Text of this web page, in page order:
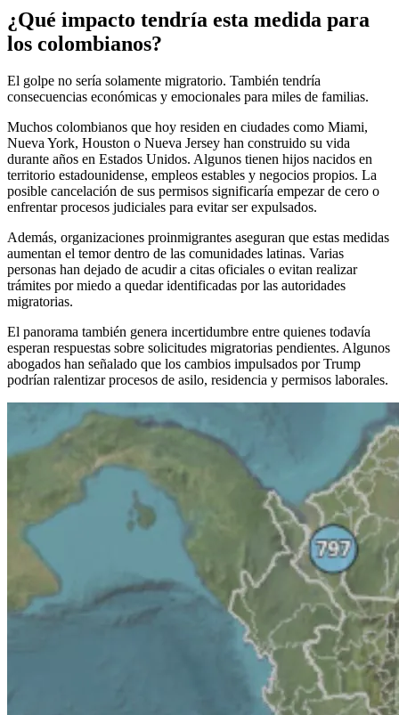
¿Qué impacto tendría esta medida para
los colombianos?
El golpe no sería solamente migratorio. También tendría
consecuencias económicas y emocionales para miles de familias.
Muchos colombianos que hoy residen en ciudades como Miami,
Nueva York, Houston o Nueva Jersey han construido su vida
durante años en Estados Unidos. Algunos tienen hijos nacidos en
territorio estadounidense, empleos estables y negocios propios. La
posible cancelación de sus permisos significaría empezar de cero o
enfrentar procesos judiciales para evitar ser expulsados.
Además, organizaciones proinmigrantes aseguran que estas medidas
aumentan el temor dentro de las comunidades latinas. Varias
personas han dejado de acudir a citas oficiales o evitan realizar
trámites por miedo a quedar identificadas por las autoridades
migratorias.
El panorama también genera incertidumbre entre quienes todavía
esperan respuestas sobre solicitudes migratorias pendientes. Algunos
abogados han señalado que los cambios impulsados por Trump
podrían ralentizar procesos de asilo, residencia y permisos laborales.